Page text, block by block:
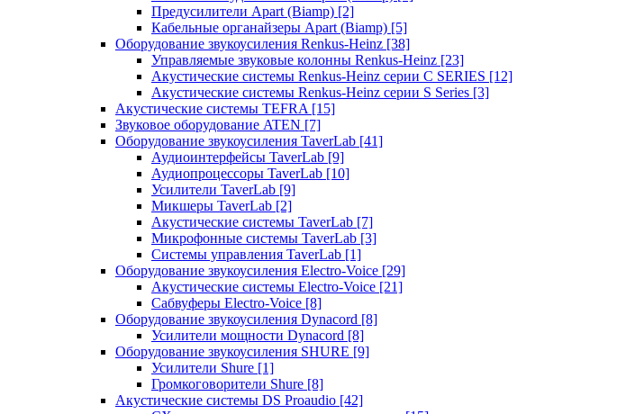
Предусилители Apart (Biamp) [2]
Кабельные органайзеры Apart (Biamp) [5]
Оборудование звукоусиления Renkus-Heinz [38]
Управляемые звуковые колонны Renkus-Heinz [23]
Акустические системы Renkus-Heinz серии C SERIES [12]
Акустические системы Renkus-Heinz серии S Series [3]
Акустические системы TEFRA [15]
Звуковое оборудование ATEN [7]
Оборудование звукоусиления TaverLab [41]
Аудиоинтерфейсы TaverLab [9]
Аудиопроцессоры TaverLab [10]
Усилители TaverLab [9]
Микшеры TaverLab [2]
Акустические системы TaverLab [7]
Микрофонные системы TaverLab [3]
Системы управления TaverLab [1]
Оборудование звукоусиления Electro-Voice [29]
Акустические системы Electro-Voice [21]
Сабвуферы Electro-Voice [8]
Оборудование звукоусиления Dynacord [8]
Усилители мощности Dynacord [8]
Оборудование звукоусиления SHURE [9]
Усилители Shure [1]
Громкоговорители Shure [8]
Акустические системы DS Proaudio [42]